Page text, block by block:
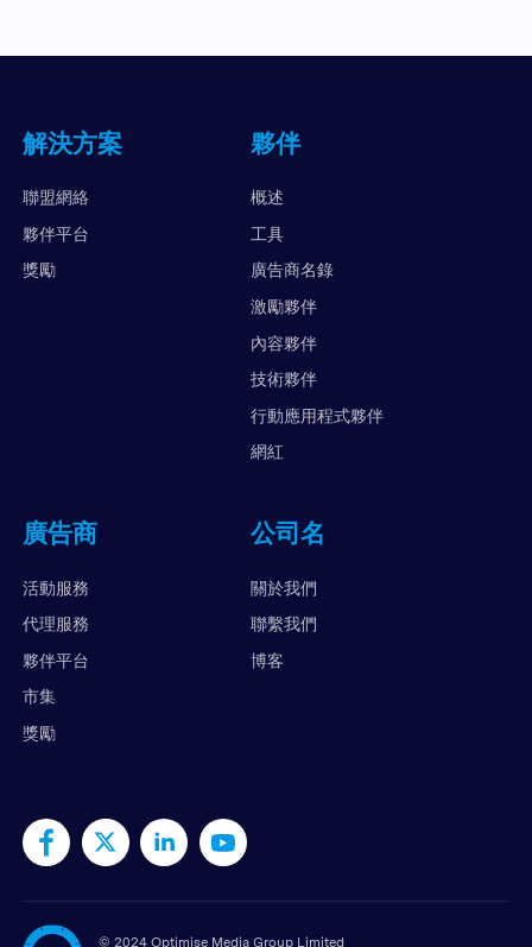
解決方案
聯盟網絡
夥伴平台
獎勵
夥伴
概述
工具
廣告商名錄
激勵夥伴
內容夥伴
技術夥伴
行動應用程式夥伴
網紅
廣告商
活動服務
代理服務
夥伴平台
市集
獎勵
公司名
關於我們
聯繫我們
博客
© 2024 Optimise Media Group Limited